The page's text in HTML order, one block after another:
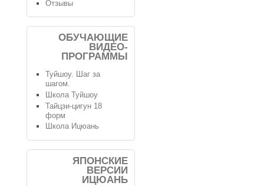
Отзывы
ОБУЧАЮЩИЕ
ВИДЕО-
ПРОГРАММЫ
Туйшоу. Шаг за
шагом.
Школа Туйшоу
Тайцзи-цигун 18
форм
Школа Ицюань
ЯПОНСКИЕ
ВЕРСИИ
ИЦЮАНЬ